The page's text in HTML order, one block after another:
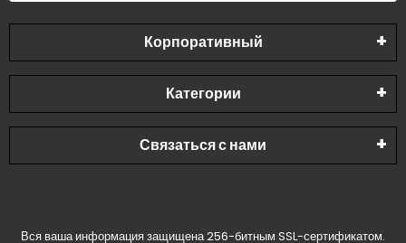
Корпоративный
Категории
Связаться с нами
Вся ваша информация защищена 256-битным SSL-сертификатом.